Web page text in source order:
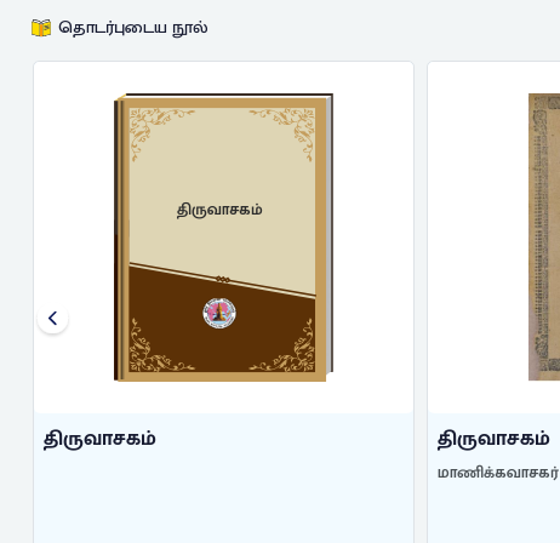
தொடர்புடைய நூல்
திருவாசகம்
திருவாசகம் திருவாசகம்
மாணிக்கவாசகர்